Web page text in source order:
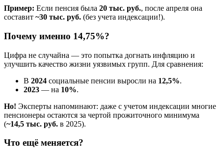
Пример: Если пенсия была 20 тыс. руб., после апреля она
составит ~30 тыс. руб. (без учета индексации!).
Почему именно 14,75%?
Цифра не случайна — это попытка догнать инфляцию и
улучшить качество жизни уязвимых групп. Для сравнения:
В 2024 социальные пенсии выросли на 12,5%.
2023 — на 10%.
Но! Эксперты напоминают: даже с учетом индексации многие
пенсионеры остаются за чертой прожиточного минимума
(~14,5 тыс. руб. в 2025).
Что ещё меняется?